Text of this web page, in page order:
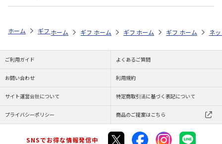
ホーム ギフトストア お中元・夏ギフト特集 2026 そうめん・麺類
ホーム ギフトストア お中元・夏ギフト特集 2026
ホーム ギフトストア お中元・夏ギフト
ホーム ギフトストア お
ホーム ネ
ご利用ガイド よくあるご質問
お問い合わせ 利用規約
サイト運営会社について 特定商取引法に基づく表記について
プライバシーポリシー 商品のご提案はこちら
SNSでお得な情報発信中